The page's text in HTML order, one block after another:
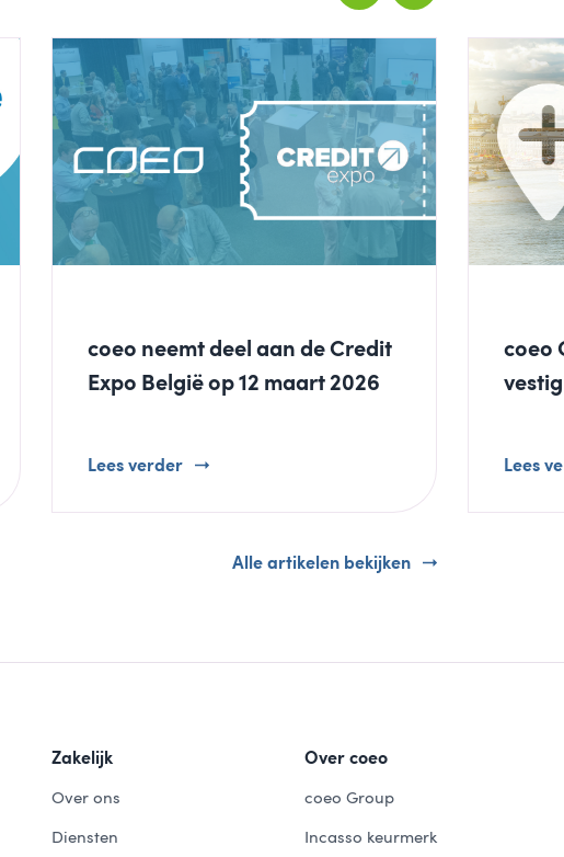
coeo neemt deel aan de Credit
Expo België op 12 maart 2026
Lees verder
coeo
Lees
Alle artikelen bekijken
Zakelijk
Over ons
Diensten
Over coeo
coeo Group
Incasso keurmerk